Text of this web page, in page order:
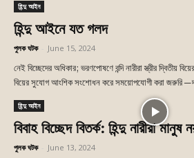
হিন্দু আইন
হিন্দু আইনে যত গলদ
পুলক ঘটক June 15, 2024
নেই বিচ্ছেদের অধিকার; ভরণপোষণে বন্দি নারীরা স্ত্রীর দ্বিতীয়
বিয়ের সুযোগ আংশিক সংশোধন করে সময়োপযোগী করা জরুরি
হিন্দু আইন
বিবাহ বিচ্ছেদ বিতর্ক: হিন্দু নারীরা মানুষ
পুলক ঘটক June 13, 2024